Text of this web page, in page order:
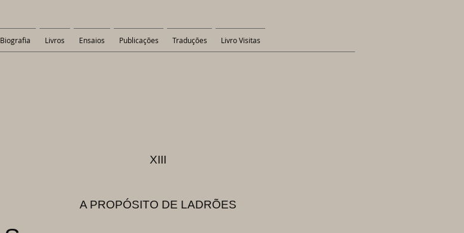
Biografia Livros Ensaios Publicações Traduções Livro Visitas
XIII
A PROPÓSITO DE LADRÕES